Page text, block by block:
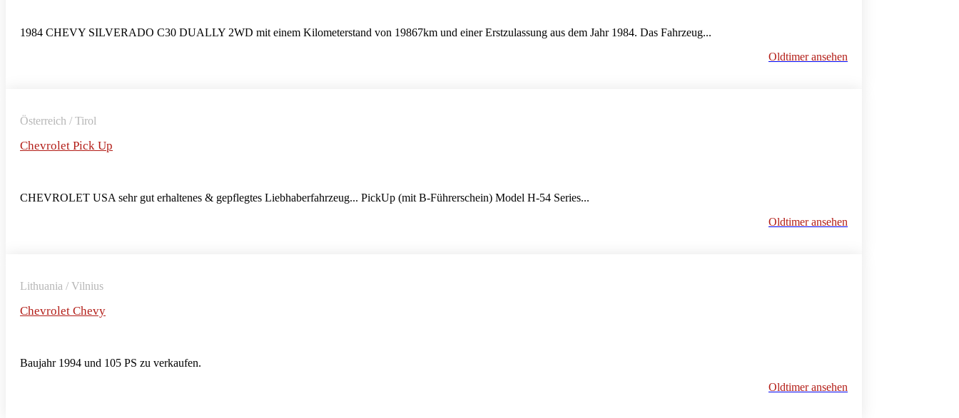
1984 CHEVY SILVERADO C30 DUALLY 2WD mit einem Kilometerstand von 19867km und einer Erstzulassung aus dem Jahr 1984. Das Fahrzeug...
Oldtimer ansehen
Österreich / Tirol
Chevrolet Pick Up
CHEVROLET USA sehr gut erhaltenes & gepflegtes Liebhaberfahrzeug... PickUp (mit B-Führerschein) Model H-54 Series...
Oldtimer ansehen
Lithuania / Vilnius
Chevrolet Chevy
Baujahr 1994 und 105 PS zu verkaufen.
Oldtimer ansehen